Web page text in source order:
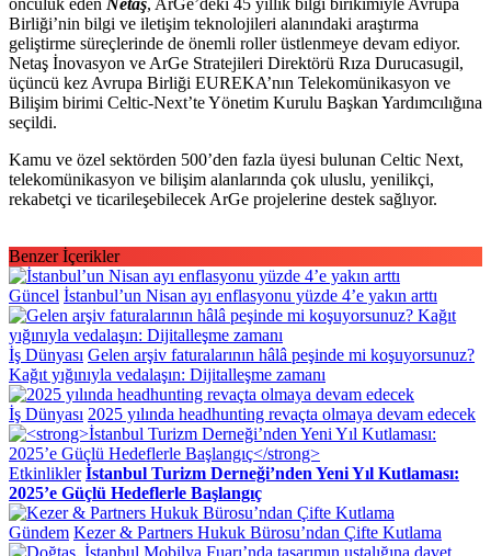
öncülük eden Netaş, ArGe’deki 45 yıllık bilgi birikimiyle Avrupa
Birliği’nin bilgi ve iletişim teknolojileri alanındaki araştırma
geliştirme süreçlerinde de önemli roller üstlenmeye devam ediyor.
Netaş İnovasyon ve ArGe Stratejileri Direktörü Rıza Durucasugil,
üçüncü kez Avrupa Birliği EUREKA’nın Telekomünikasyon ve
Bilişim birimi Celtic-Next’te Yönetim Kurulu Başkan Yardımcılığına
seçildi.
Kamu ve özel sektörden 500’den fazla üyesi bulunan Celtic Next,
telekomünikasyon ve bilişim alanlarında çok uluslu, yenilikçi,
rekabetçi ve ticarileşebilecek ArGe projelerine destek sağlıyor.
Benzer İçerikler
Güncel İstanbul’un Nisan ayı enflasyonu yüzde 4’e yakın arttı
İş Dünyası Gelen arşiv faturalarının hâlâ peşinde mi koşuyorsunuz?
Kağıt yığınıyla vedalaşın: Dijitalleşme zamanı
İş Dünyası 2025 yılında headhunting revaçta olmaya devam edecek
Etkinlikler İstanbul Turizm Derneği’nden Yeni Yıl Kutlaması:
2025’e Güçlü Hedeflerle Başlangıç
Gündem Kezer & Partners Hukuk Bürosu’ndan Çifte Kutlama